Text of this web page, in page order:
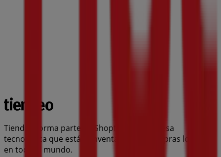
Tiendeo forma parte de Shopfully, la empresa
tecnológica que está reinventando las compras locales
en todo el mundo.